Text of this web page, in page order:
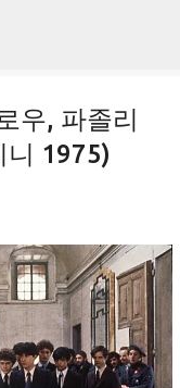
건너뛰기
우, 파졸리
니 1975)